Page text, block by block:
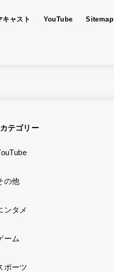
キャスト YouTube Sitemap
カテゴリー
の他
ンタメ
ーム
ポーツ